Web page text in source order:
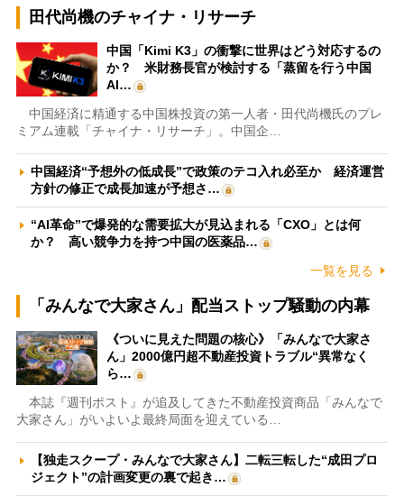
田代尚機のチャイナ・リサーチ
中国「Kimi K3」の衝撃に世界はどう対応するの
か？ 米財務長官が検討する「蒸留を行う中国
AI…
中国経済に精通する中国株投資の第一人者・田代尚機氏のプレ
ミアム連載「チャイナ・リサーチ」。中国企…
中国経済“予想外の低成長”で政策のテコ入れ必至か 経済運営
方針の修正で成長加速が予想さ…
“AI革命”で爆発的な需要拡大が見込まれる「CXO」とは何
か？ 高い競争力を持つ中国の医薬品…
一覧を見る
「みんなで大家さん」配当ストップ騒動の内幕
《ついに見えた問題の核心》「みんなで大家さ
ん」2000億円超不動産投資トラブル“異常なく
ら…
本誌『週刊ポスト』が追及してきた不動産投資商品「みんなで
大家さん」がいよいよ最終局面を迎えている…
【独走スクープ・みんなで大家さん】二転三転した“成田プロ
ジェクト”の計画変更の裏で起き…